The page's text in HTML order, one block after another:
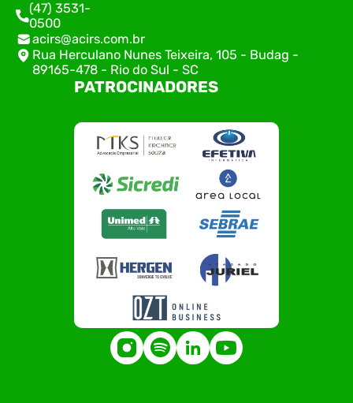
(47) 3531-
0500
acirs@acirs.com.br
Rua Herculano Nunes Teixeira, 105 - Budag -
89165-478 - Rio do Sul - SC
PATROCINADORES